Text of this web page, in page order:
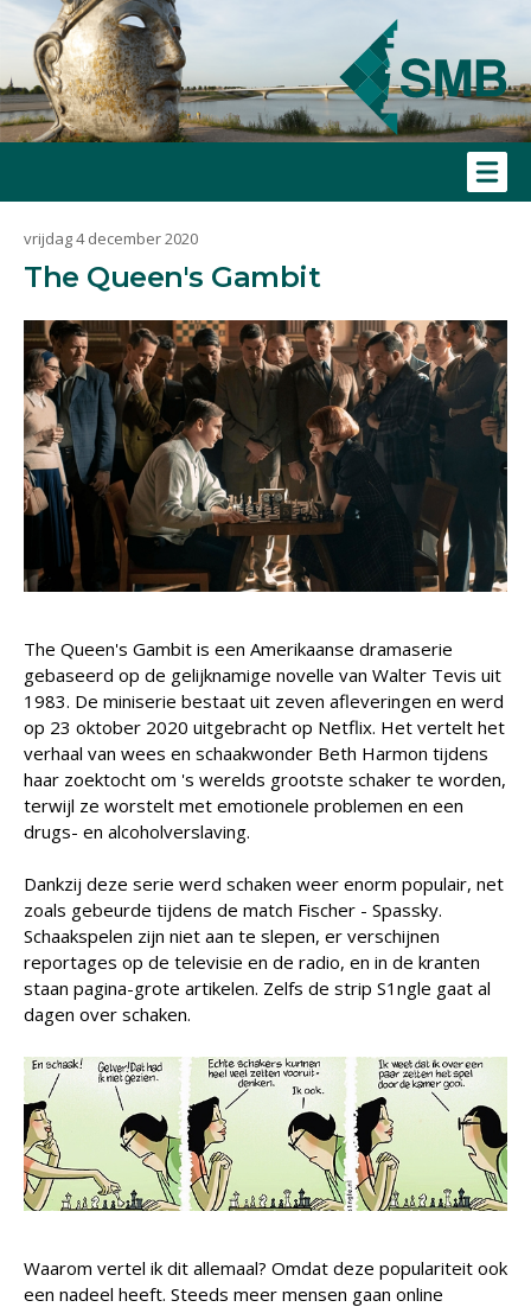
vrijdag 4 december 2020
The Queen's Gambit
The Queen's Gambit is een Amerikaanse dramaserie
gebaseerd op de gelijknamige novelle van Walter Tevis uit
1983. De miniserie bestaat uit zeven afleveringen en werd
op 23 oktober 2020 uitgebracht op Netflix. Het vertelt het
verhaal van wees en schaakwonder Beth Harmon tijdens
haar zoektocht om 's werelds grootste schaker te worden,
terwijl ze worstelt met emotionele problemen en een
drugs- en alcoholverslaving.
Dankzij deze serie werd schaken weer enorm populair, net
zoals gebeurde tijdens de match Fischer - Spassky.
Schaakspelen zijn niet aan te slepen, er verschijnen
reportages op de televisie en de radio, en in de kranten
staan pagina-grote artikelen. Zelfs de strip S1ngle gaat al
dagen over schaken.
Waarom vertel ik dit allemaal? Omdat deze populariteit ook
een nadeel heeft. Steeds meer mensen gaan online